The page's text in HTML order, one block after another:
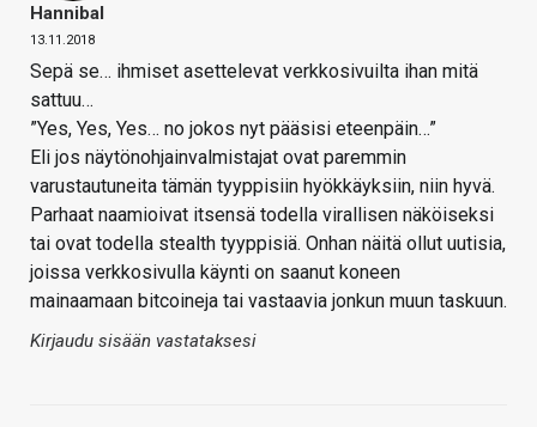
Hannibal
13.11.2018
Sepä se… ihmiset asettelevat verkkosivuilta ihan mitä
sattuu…
”Yes, Yes, Yes… no jokos nyt pääsisi eteenpäin…”
Eli jos näytönohjainvalmistajat ovat paremmin
varustautuneita tämän tyyppisiin hyökkäyksiin, niin hyvä.
Parhaat naamioivat itsensä todella virallisen näköiseksi
tai ovat todella stealth tyyppisiä. Onhan näitä ollut uutisia,
joissa verkkosivulla käynti on saanut koneen
mainaamaan bitcoineja tai vastaavia jonkun muun taskuun.
Kirjaudu sisään vastataksesi